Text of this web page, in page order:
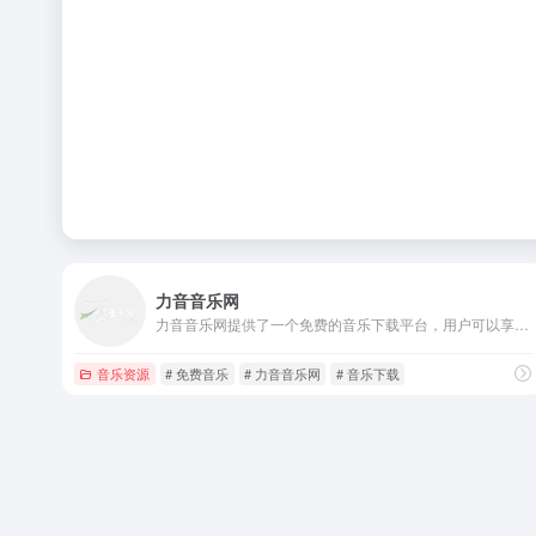
力音音乐网
音乐资源 # 免费音乐 # 力音音乐网 # 音乐下载